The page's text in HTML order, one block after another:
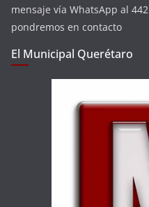
mensaje vía WhatsApp al
pondremos en contacto
El Municipal Querétaro